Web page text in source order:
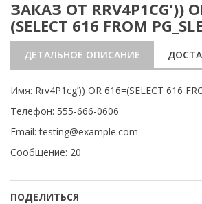
ЗАКАЗ ОТ RRV4P1CG’))
(SELECT 616 FROM
ДЕТАЛЬНОЕ ОПИСАНИЕ
Имя: Rrv4P1cg’)) OR 616=(SELECT 616
Телефон: 555-666-0606
Email: testing@example.com
Сообщение: 20
ПОДЕЛИТЬСЯ